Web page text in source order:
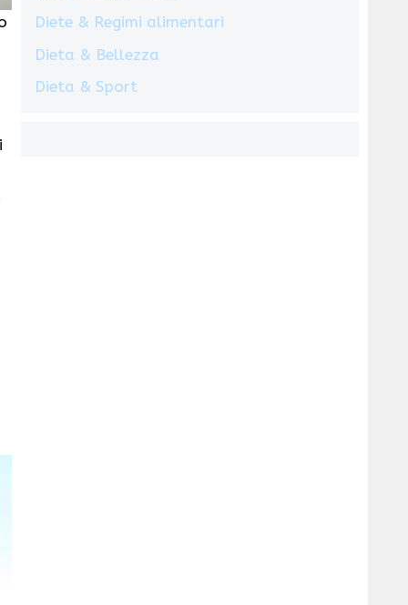
Diete & Regimi alimentari
Dieta & Bellezza
Dieta & Sport